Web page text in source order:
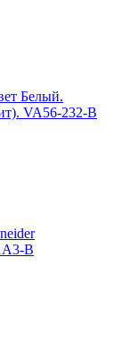
Белый.
VA56-232-B
B